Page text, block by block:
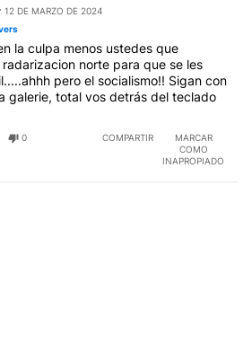
12 DE MARZO DE 2024
la culpa menos ustedes que
norte para que se les
pero el socialismo!! Sigan con
galerie, total vos detrás del teclado
0 COMPARTIR
MARCAR
COMO
INAPROPIADO